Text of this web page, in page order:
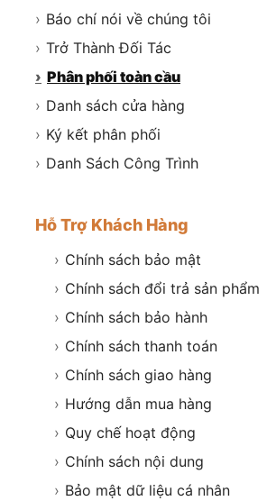
› Báo chí nói về chúng tôi
› Trở Thành Đối Tác
› Phân phối toàn cầu
› Danh sách cửa hàng
› Ký kết phân phối
› Danh Sách Công Trình
Hỗ Trợ Khách Hàng
› Chính sách bảo mật
› Chính sách đổi trả sản phẩm
› Chính sách bảo hành
› Chính sách thanh toán
› Chính sách giao hàng
› Hướng dẫn mua hàng
› Quy chế hoạt động
› Chính sách nội dung
› Bảo mật dữ liệu cá nhân